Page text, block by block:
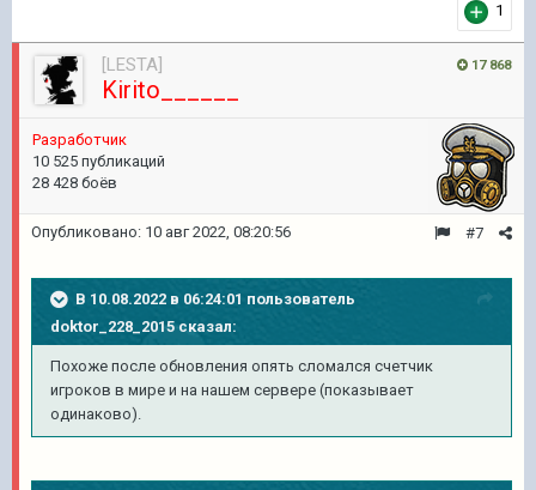
1
17 868
[LESTA]
Kirito______
Разработчик
10 525 публикаций
28 428 боёв
#7
Опубликовано: 10 авг 2022, 08:20:56
В 10.08.2022 в 06:24:01 пользователь
doktor_228_2015сказал:
Похоже после обновления опять сломался счетчик
игроков в мире и на нашем сервере (показывает
одинаково).